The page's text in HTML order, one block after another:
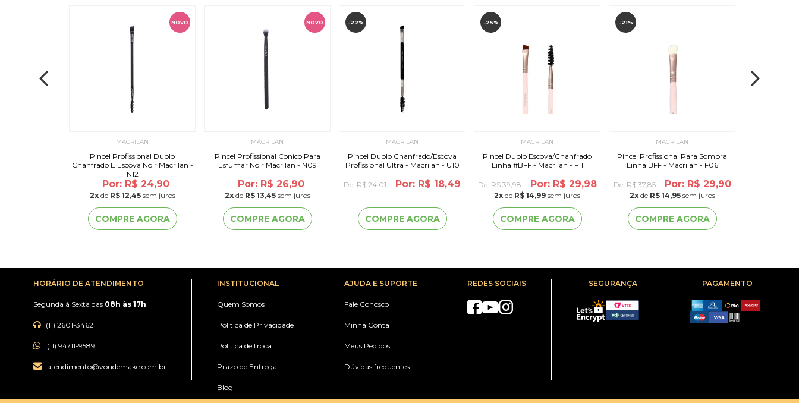
NOVO
MACRILAN
Pincel Profissional Duplo
Chanfrado E Escova Noir Macrilan -
N12
Por: R$ 24,90
2xde R$ 12,45sem juros
COMPRE AGORA
NOVO
MACRILAN
Pincel Profissional Conico Para
Esfumar Noir Macrilan - N09
Por: R$ 26,90
2xde R$ 13,45sem juros
COMPRE AGORA
-22%
MACRILAN
Pincel Duplo Chanfrado/Escova
Profissional Ultra - Macrilan - U10
De:R$ 24,01 Por: R$ 18,49
COMPRE AGORA
-25%
MACRILAN
Pincel Duplo Escova/Chanfrado
Linha #BFF - Macrilan - F11
De:R$ 39,98 Por: R$ 29,98
2x de R$ 14,99 sem juros
COMPRE AGORA
-21%
MACRILAN
Pincel Profissional Para Sombra
Linha BFF - Macrilan - F06
De:R$ 37,85 Por: R$ 29,90
2xde R$ 14,95sem juros
COMPRE AGORA
HORÁRIO DE ATENDIMENTO
Segunda à Sexta das 08h às 17h
(11) 2601-3462
(11) 94711-9589
atendimento@voudemake.com.br
INSTITUCIONAL
Quem Somos
Politica de Privacidade
Politica de troca
Prazo de Entrega
Blog
AJUDA E SUPORTE
Fale Conosco
Minha Conta
Meus Pedidos
Dúvidas frequentes
REDES SOCIAIS SEGURANÇA PAGAMENTO